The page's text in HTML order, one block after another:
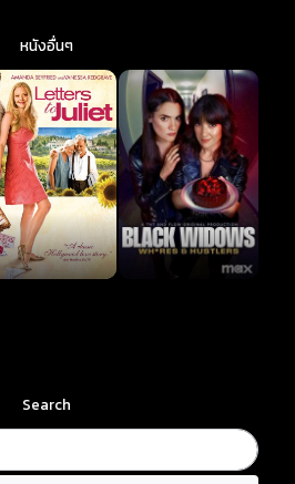
หนังอื่นๆ
Search